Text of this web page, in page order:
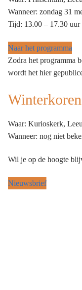
Wanneer: zondag 31
Tijd: 13.00 – 17.30 uur
Naar het programma
Zodra het programma
wordt het hier
Waar: Kurioskerk,
Wanneer: nog niet
Wil je op de hoogte
Nieuwsbrief